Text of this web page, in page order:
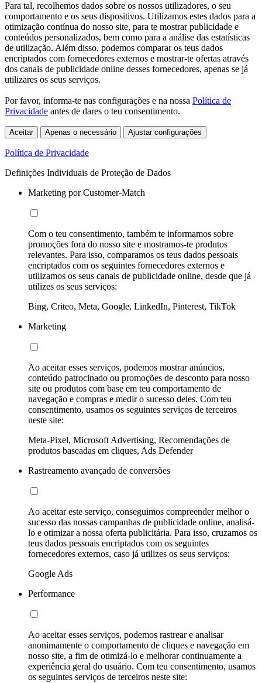
Para tal, recolhemos dados sobre os nossos utilizadores, o seu
comportamento e os seus dispositivos. Utilizamos estes dados para a
otimização contínua do nosso site, para te mostrar publicidade e
conteúdos personalizados, bem como para a análise das estatísticas
de utilização. Além disso, podemos comparar os teus dados
encriptados com fornecedores externos e mostrar-te ofertas através
dos canais de publicidade online desses fornecedores, apenas se já
utilizares os seus serviços.
Por favor, informa-te nas configurações e na nossa Política de
Privacidade antes de dares o teu consentimento.
Aceitar Apenas o necessário Ajustar configurações
Política de Privacidade
Definições Individuais de Proteção de Dados
Marketing por Customer-Match
Com o teu consentimento, também te informamos sobre
promoções fora do nosso site e mostramos-te produtos
relevantes. Para isso, comparamos os teus dados pessoais
encriptados com os seguintes fornecedores externos e
utilizamos os seus canais de publicidade online, desde que já
utilizes os seus serviços:
Bing, Criteo, Meta, Google, LinkedIn, Pinterest, TikTok
Marketing
Ao aceitar esses serviços, podemos mostrar anúncios,
conteúdo patrocinado ou promoções de desconto para nosso
site ou produtos com base em teu comportamento de
navegação e compras e medir o sucesso deles. Com teu
consentimento, usamos os seguintes serviços de terceiros
neste site:
Meta-Pixel, Microsoft Advertising, Recomendações de
produtos baseadas em cliques, Ads Defender
Rastreamento avançado de conversões
Ao aceitar este serviço, conseguimos compreender melhor o
sucesso das nossas campanhas de publicidade online, analisá-
lo e otimizar a nossa oferta publicitária. Para isso, cruzamos os
teus dados pessoais encriptados com os seguintes
fornecedores externos, caso já utilizes os seus serviços:
Google Ads
Performance
Ao aceitar esses serviços, podemos rastrear e analisar
anonimamente o comportamento de cliques e navegação em
nosso site, a fim de otimizá-lo e melhorar continuamente a
experiência geral do usuário. Com teu consentimento, usamos
os seguintes serviços de terceiros neste site: